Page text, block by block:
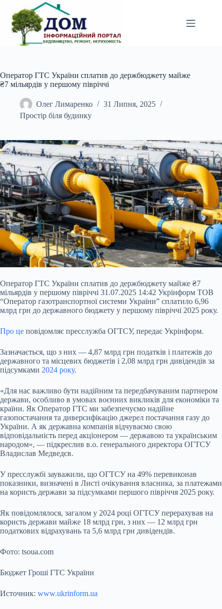
вмісту
Оператор ГТС України сплатив до держбюджету майже
₴7 мільярдів у першому півріччі
Олег Лимаренко
31 Липня, 2025
Простір біля будинку
Оператор ГТС України сплатив до держбюджету майже ₴7
мільярдів у першому півріччі 31.07.2025 14:42 Укрінформ ТОВ
“Оператор газотранспортної системи України” сплатило 6,96
млрд грн до державного бюджету у першому півріччі 2025 року.
Про це повідомляє пресслужба ОГТСУ, передає Укрінформ.
Зазначається, що з них — 4,87 млрд грн податків і платежів до
державного та місцевих бюджетів і 2,08 млрд грн дивідендів за
підсумками 2024 року.
«Для нас важливо бути надійним та передбачуваним партнером
держави, особливо в умовах воєнних викликів для економіки та
країни. Як Оператор ГТС ми забезпечуємо надійне
газопостачання та диверсифікацію джерел постачання газу до
України. А як державна компанія відчуваємо свою
відповідальність перед акціонером — державою та українським
народом», — підкреслив в.о. генерального директора ОГТСУ
Владислав Медведєв.
У пресслужбі зауважили, що ОГТСУ на 49% перевиконав
показники, визначені в Листі очікування власника, за платежами
на користь держави за підсумками першого півріччя 2025 року.
Як повідомлялося, загалом у 2024 році ОГТСУ перерахував на
користь держави майже 18 млрд грн, з них — 12 млрд грн
податкових відрахувань та 5,6 млрд грн дивідендів.
Фото: tsoua.com
Бюджет Гроші ГТС України
Источник: www.ukrinform.ua